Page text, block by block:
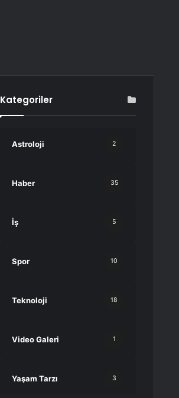
Kategoriler
Astroloji 2
Haber 35
İş 5
Spor 10
Teknoloji 18
Video Galeri 1
Yaşam Tarzı 3